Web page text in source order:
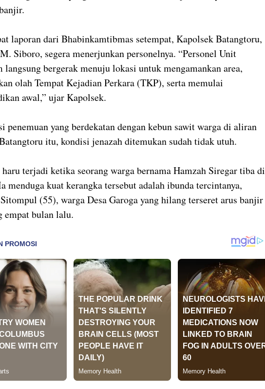
laporan dari Bhabinkamtibmas setempat, Kapolsek Batangtoru,
Siboro, segera menerjunkan personelnya. “Personel Unit
langsung bergerak menuju lokasi untuk mengamankan area,
olah Tempat Kejadian Perkara (TKP), serta memulai
awal,” ujar Kapolsek.
penemuan yang berdekatan dengan kebun sawit warga di aliran
itu, kondisi jenazah ditemukan sudah tidak utuh.
terjadi ketika seorang warga bernama Hamzah Siregar tiba di
menduga kuat kerangka tersebut adalah ibunda tercintanya,
(55), warga Desa Garoga yang hilang terseret arus banjir
empat bulan lalu.